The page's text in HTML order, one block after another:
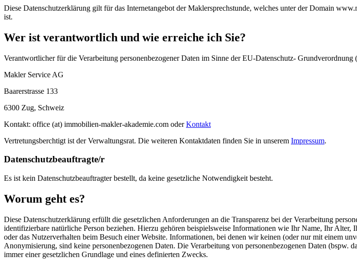
Diese Datenschutzerklärung gilt für das Internetangebot der Maklersprechstunde, welches unter der Domain
ist.
Wer ist verantwortlich und wie erreiche ich Sie?
Verantwortlicher für die Verarbeitung personenbezogener Daten im Sinne der EU-Datenschutz-
Makler Service AG
Baarerstrasse 133
6300 Zug, Schweiz
Kontakt: office (at) immobilien-makler-akademie.com oderKontakt
Vertretungsberchtigt ist der Verwaltungsrat. Die weiteren Kontaktdaten finden Sie in unserem Impressum.
Datenschutzbeauftragte/r
Es ist kein Datenschutzbeauftragter bestellt, da keine gesetzliche Notwendigkeit besteht.
Worum geht es?
Diese Datenschutzerklärung erfüllt die gesetzlichen Anforderungen an die Transparenz bei der Verarbeitung
identifizierbare natürliche Person beziehen. Hierzu gehören beispielsweise Informationen wie Ihr Name, Ihr
oder das Nutzerverhalten beim Besuch einer Website. Informationen, bei denen wir keinen (oder nur mit einem
Anonymisierung, sind keine personenbezogenen Daten. Die Verarbeitung von personenbezogenen Daten
immer einer gesetzlichen Grundlage und eines definierten Zwecks.